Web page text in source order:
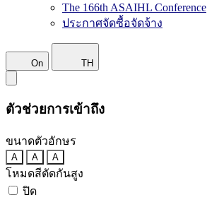
The 166th ASAIHL Conference
ประกาศจัดซื้อจัดจ้าง
On TH
ตัวช่วยการเข้าถึง
ขนาดตัวอักษร
A A A
โหมดสีตัดกันสูง
ปิด